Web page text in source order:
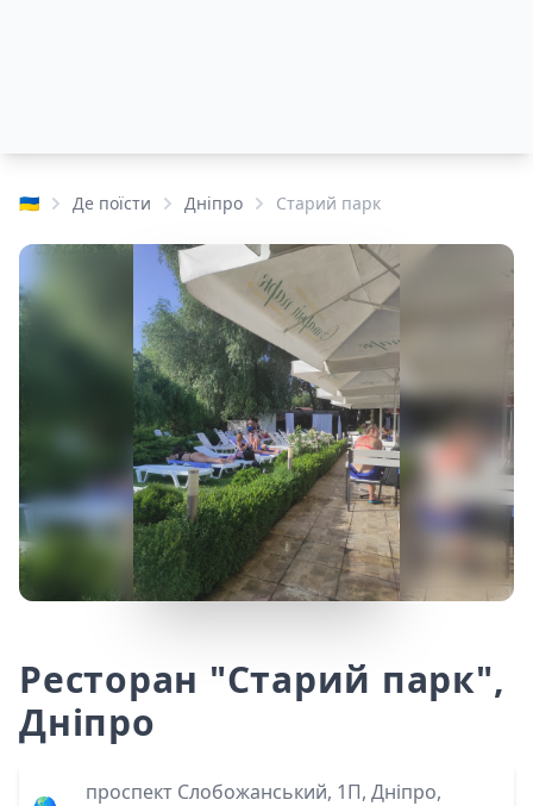
🇺🇦 Де поїсти Дніпро Старий парк
Ресторан "Старий парк",
Дніпро
проспект Слобожанський, 1П, Дніпро,